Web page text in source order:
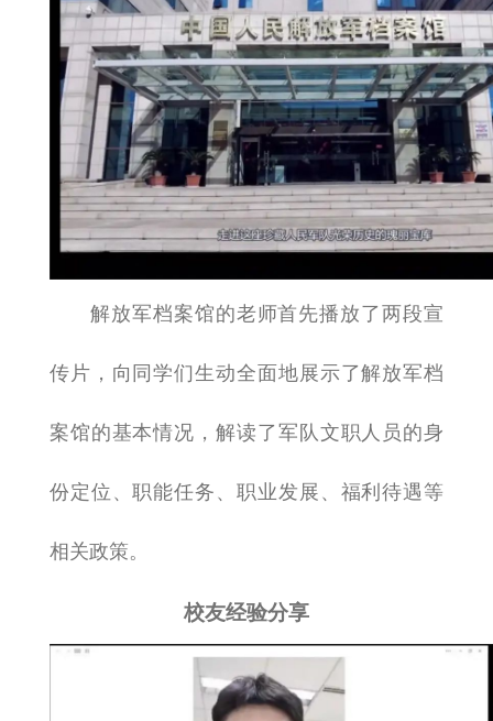
解放军档案馆的老师首先播放了两段宣
传片，向同学们生动全面地展示了解放军档
案馆的基本情况，解读了军队文职人员的身
份定位、职能任务、职业发展、福利待遇等
相关政策。
校友经验分享